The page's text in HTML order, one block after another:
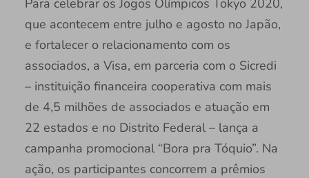
que acontecem entre julho e agosto no Japão,
e fortalecer o relacionamento com os
associados, a Visa, em parceria com o Sicredi
– instituição financeira cooperativa com mais
de 4,5 milhões de associados e atuação em
22 estados e no Distrito Federal – lança a
campanha promocional “Bora pra Tóquio”. Na
ação, os participantes concorrem a prêmios